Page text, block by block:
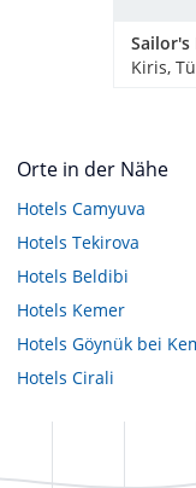
Sailor's
Kiris,
Orte in der Nähe
Hotels Camyuva
Hotels Tekirova
Hotels Beldibi
Hotels Kemer
Hotels Göynük bei
Hotels Cirali